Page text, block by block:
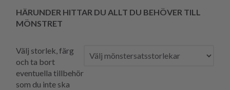
HÄRUNDER HITTAR DU ALLT DU BEHÖVER TILL
MÖNSTRET
Välj storlek, färg
och ta bort
eventuella tillbehör
som du inte ska